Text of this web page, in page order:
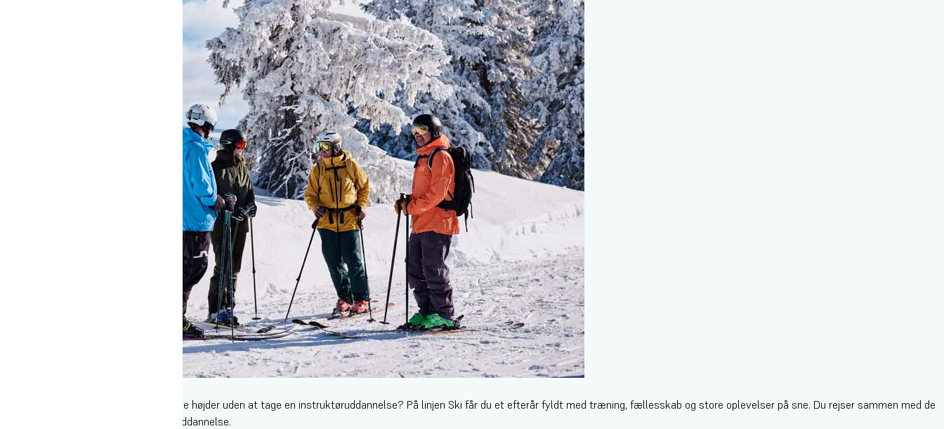
Drømmer du om at løfte dit skiløb til nye højder uden at tage en instruktøruddannelse? På linjen Ski får du et efterår fyldt med træning, fællesskab og store oplevelser på sne. Du rejser sammen med de
ski-elever, som tager deres instruktøruddannelse.